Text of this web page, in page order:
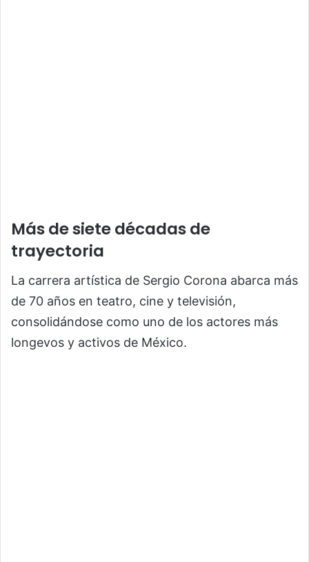
Más de siete décadas de
trayectoria
La carrera artística de Sergio Corona abarca más
de 70 años en teatro, cine y televisión,
consolidándose como uno de los actores más
longevos y activos de México.